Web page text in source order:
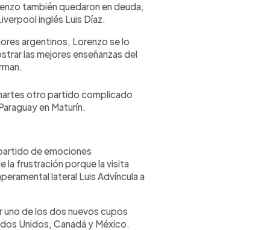
también quedaron en deuda,
inglés Luis Díaz.
argentinos, Lorenzo se lo
las mejores enseñanzas del
otro partido complicado
en Maturín.
de emociones
la frustración porque la visita
lateral Luis Advíncula a
de los dos nuevos cupos
Unidos, Canadá y México.